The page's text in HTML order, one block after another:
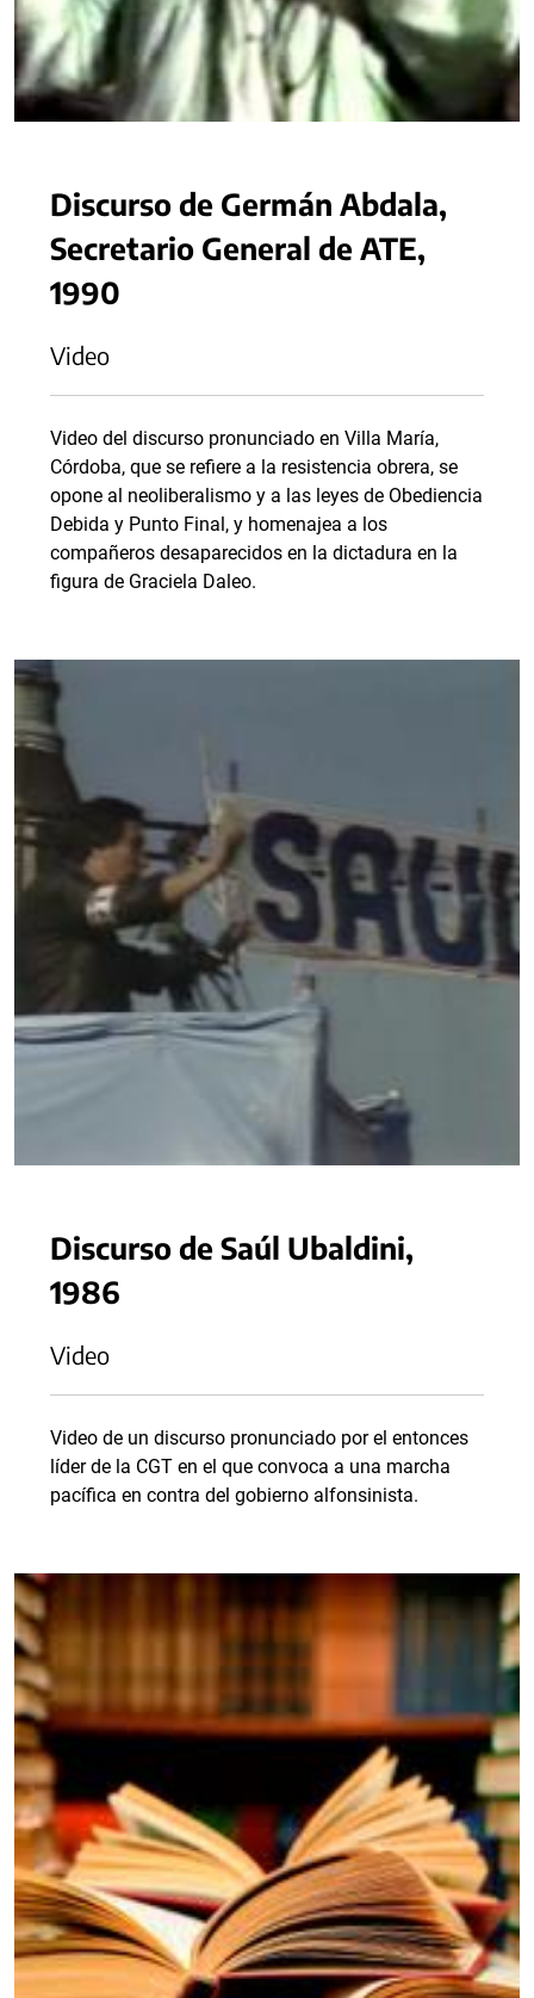
Discurso de Germán Abdala,
Secretario General de ATE,
1990
Video
Video del discurso pronunciado en Villa María,
Córdoba, que se refiere a la resistencia obrera, se
opone al neoliberalismo y a las leyes de Obediencia
Debida y Punto Final, y homenajea a los
compañeros desaparecidos en la dictadura en la
figura de Graciela Daleo.
Discurso de Saúl Ubaldini,
1986
Video
Video de un discurso pronunciado por el entonces
líder de la CGT en el que convoca a una marcha
pacífica en contra del gobierno alfonsinista.